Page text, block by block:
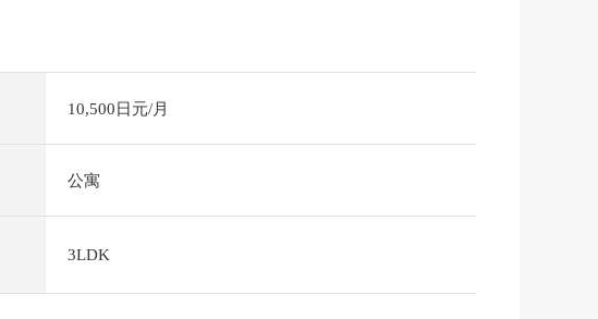
10,500日元/月
公寓
3LDK